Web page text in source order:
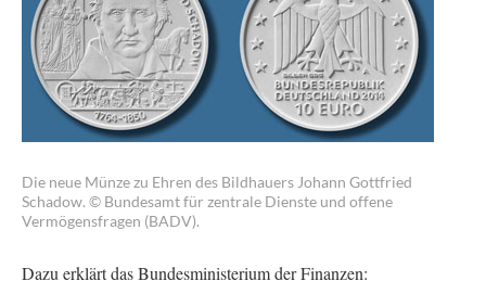
Die neue Münze zu Ehren des Bildhauers Johann Gottfried
Schadow. © Bundesamt für zentrale Dienste und offene
Vermögensfragen (BADV).
Dazu erklärt das Bundesministerium der Finanzen: